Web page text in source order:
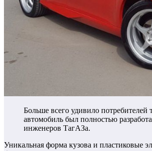
Больше всего удивило потребителей
автомобиль был полностью
инженеров ТагАЗа.
Уникальная форма кузова и пластиковые